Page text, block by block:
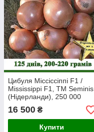
Цибуля Міссіссіппі F1 /
Mississippi F1, ТМ Seminis
(Нідерланди), 250 000
насінин
16 500 ₴
Купити